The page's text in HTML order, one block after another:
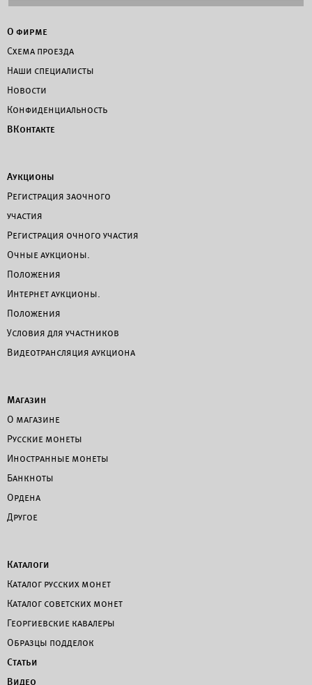
О фирме
Схема проезда
Наши специалисты
Новости
Конфиденциальность
ВКонтакте
Аукционы
Регистрация заочного
участия
Регистрация очного участия
Очные аукционы.
Положения
Интернет аукционы.
Положения
Условия для участников
Видеотрансляция аукциона
Магазин
О магазине
Русские монеты
Иностранные монеты
Банкноты
Ордена
Другое
Каталоги
Каталог русских монет
Каталог советских монет
Георгиевские кавалеры
Образцы подделок
Статьи
Видео